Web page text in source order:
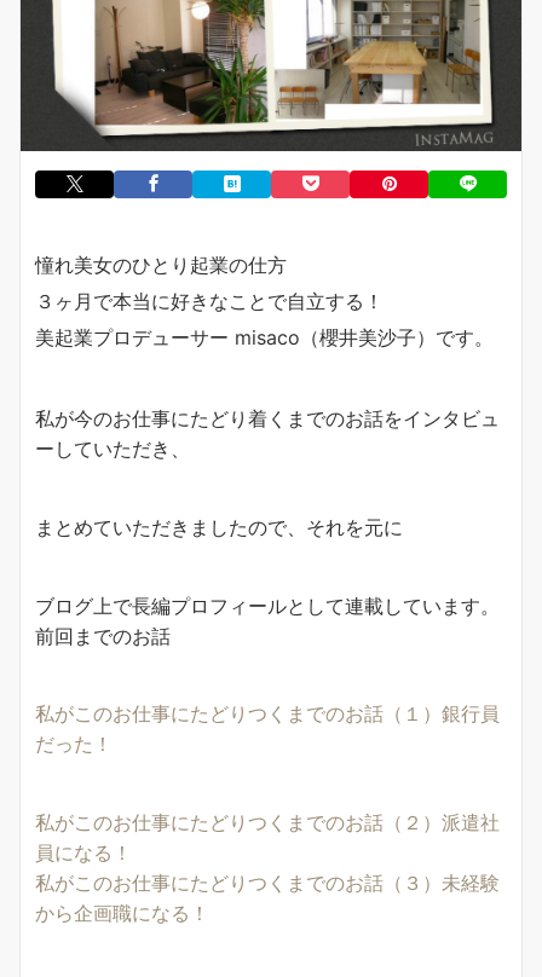
憧れ美女のひとり起業の仕方
３ヶ月で本当に好きなことで自立する！
美起業プロデューサー misaco（櫻井美沙子）です。
私が今のお仕事にたどり着くまでのお話をインタビュ
ーしていただき、
まとめていただきましたので、それを元に
ブログ上で長編プロフィールとして連載しています。
前回までのお話
私がこのお仕事にたどりつくまでのお話（１）銀行員
だった！
私がこのお仕事にたどりつくまでのお話（２）派遣社
員になる！
私がこのお仕事にたどりつくまでのお話（３）未経験
から企画職になる！